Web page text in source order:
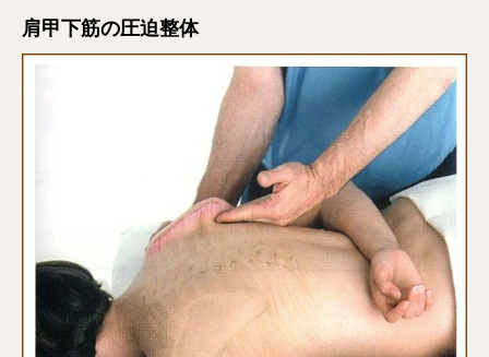
肩甲下筋の圧迫整体